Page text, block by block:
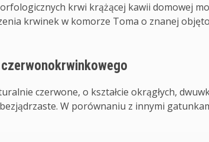
krwi krążącej kawii domowej
krwinek w komorze Toma o znanej
czerwone, o kształcie okrągłych,
W porównaniu z innymi